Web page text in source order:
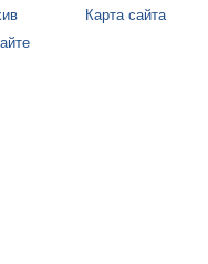
Карта сайта